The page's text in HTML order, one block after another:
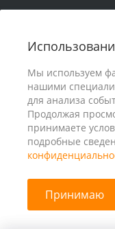
Мы используем
нашими
для анализа
Продолжая
принимаете
подробные
Принимаю